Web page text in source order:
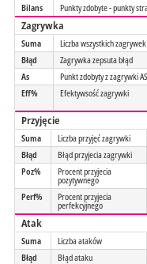
Bilans
Punkty zdobyte - punkty
Zagrywka
Suma Liczba wszystkich zagrywek
Błąd
Zagrywka zepsuta błąd
As
Punkt zdobyty z zagrywki AS
Eff%
Efektywsość zagrywki
Przyjęcie
Suma Liczba przyjęć zagrywki
Błąd
Błąd przyjecia zagrywki
Poz%
Procent przyjecia
pozytywnego
Perf%
Procent przyjecia
perfekcyjnego
Atak
Suma Liczba ataków
Błąd
Błąd ataku